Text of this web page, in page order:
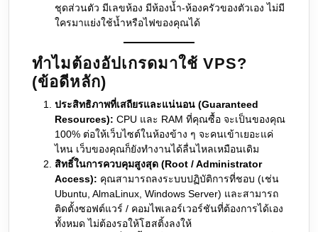
ชุดส่วนตัว มีเลขห้อง มีห้องน้ำ-ห้องครัวของตัวเอง ไม่มี
ใครมาแย่งใช้น้ำหรือไฟของคุณได้
ทำไมต้องอัปเกรดมาใช้ VPS?
(ข้อดีหลัก)
ประสิทธิภาพที่เสถียรและแน่นอน (Guaranteed
Resources): CPU และ RAM ที่คุณซื้อ จะเป็นของคุณ
100% ต่อให้เว็บไซต์ในห้องข้าง ๆ จะคนเข้าเยอะแค่
ไหน เว็บของคุณก็ยังทำงานได้ลื่นไหลเหมือนเดิม
สิทธิ์ในการควบคุมสูงสุด (Root / Administrator
Access): คุณสามารถลงระบบปฏิบัติการที่ชอบ (เช่น
Ubuntu, AlmaLinux, Windows Server) และสามารถ
ติดตั้งซอฟต์แวร์ / คอมไพเลอร์เวอร์ชันที่ต้องการได้เอง
ทั้งหมด ไม่ต้องรอให้โฮสติ้งลงให้